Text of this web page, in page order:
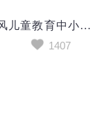
可爱卡通风儿童教育中小学幼儿园下半学期期末家长会PPT模板
1407